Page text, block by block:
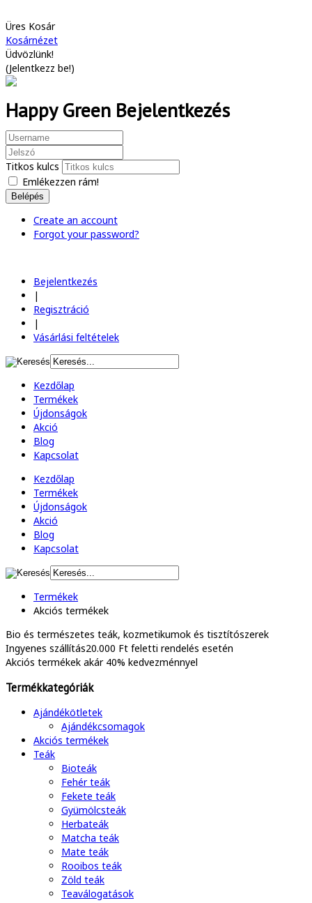
Üres Kosár
Kosárnézet
Üdvözlünk!
(Jelentkezz be!)
Happy Green Bejelentkezés
Titkos kulcs
Emlékezzen rám!
Belépés
Create an account
Forgot your password?
Bejelentkezés
|
Regisztráció
|
Vásárlási feltételek
Kezdőlap
Termékek
Újdonságok
Akció
Blog
Kapcsolat
Kezdőlap
Termékek
Újdonságok
Akció
Blog
Kapcsolat
Termékek
Akciós termékek
Bio és természetes teák, kozmetikumok és tisztítószerek
Ingyenes szállítás20.000 Ft feletti rendelés esetén
Akciós termékek akár 40% kedvezménnyel
Termékkategóriák
Ajándékötletek
Ajándékcsomagok
Akciós termékek
Teák
Bioteák
Fehér teák
Fekete teák
Gyümölcsteák
Herbateák
Matcha teák
Mate teák
Rooibos teák
Zöld teák
Teaválogatások